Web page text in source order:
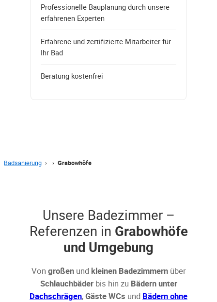
Professionelle Bauplanung durch unsere
erfahrenen Experten
Erfahrene und zertifizierte Mitarbeiter für
Ihr Bad
Beratung kostenfrei
Badsanierung › › Grabowhöfe
Unsere Badezimmer –
Referenzen in Grabowhöfe
und Umgebung
Von großenund kleinen Badezimmernüber
Schlauchbäderbis hin zu Bädern unter
Dachschrägen,Gäste WCs und Bädern ohne